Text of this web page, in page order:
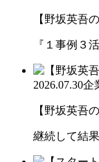
【野坂英吾
『１事例３
2026.07.30企
【野坂英吾
継続して結